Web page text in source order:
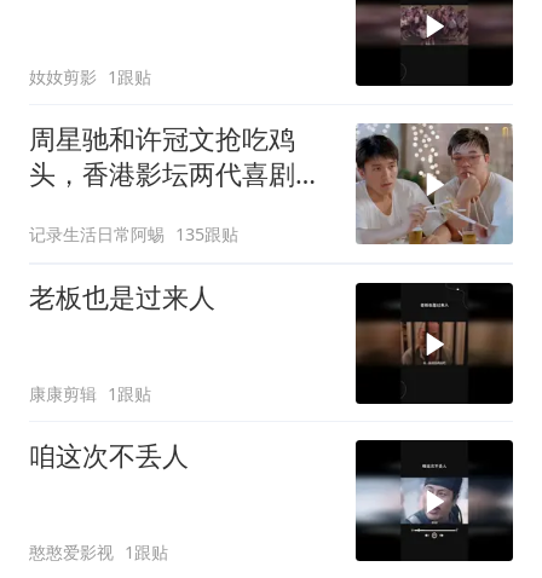
奻奻剪影 1跟贴
周星驰和许冠文抢吃鸡
头，香港影坛两代喜剧之
记录生活日常阿蜴 135跟贴
老板也是过来人
康康剪辑 1跟贴
咱这次不丢人
憨憨爱影视 1跟贴